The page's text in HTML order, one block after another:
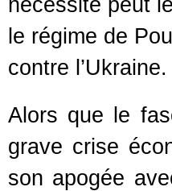
le régime de
contre l’Ukraine.
Alors que le
grave crise
son apogée